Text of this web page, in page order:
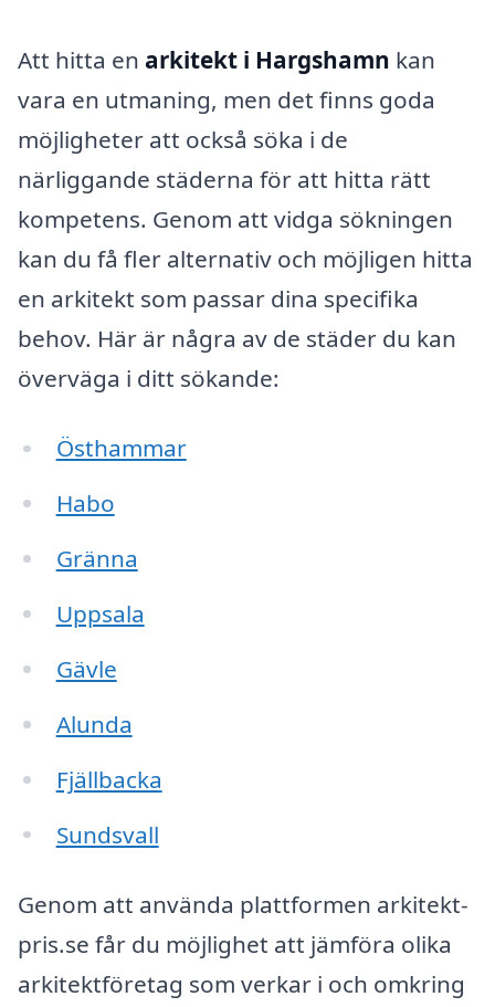
Att hitta en arkitekt i Hargshamn kan
vara en utmaning, men det finns goda
möjligheter att också söka i de
närliggande städerna för att hitta rätt
kompetens. Genom att vidga sökningen
kan du få fler alternativ och möjligen hitta
en arkitekt som passar dina specifika
behov. Här är några av de städer du kan
överväga i ditt sökande:
Östhammar
Habo
Gränna
Uppsala
Gävle
Alunda
Fjällbacka
Sundsvall
Genom att använda plattformen arkitekt-
pris.se får du möjlighet att jämföra olika
arkitektföretag som verkar i och omkring